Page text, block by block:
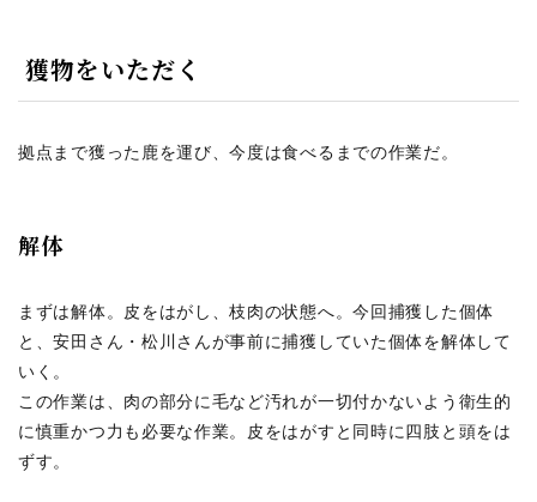
獲物をいただく
拠点まで獲った鹿を運び、今度は食べるまでの作業だ。
解体
まずは解体。皮をはがし、枝肉の状態へ。今回捕獲した個体
と、安田さん・松川さんが事前に捕獲していた個体を解体して
いく。
この作業は、肉の部分に毛など汚れが一切付かないよう衛生的
に慎重かつ力も必要な作業。皮をはがすと同時に四肢と頭をは
ずす。